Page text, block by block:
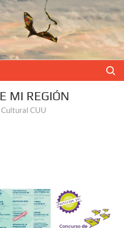
MI REGIÓN
CUU